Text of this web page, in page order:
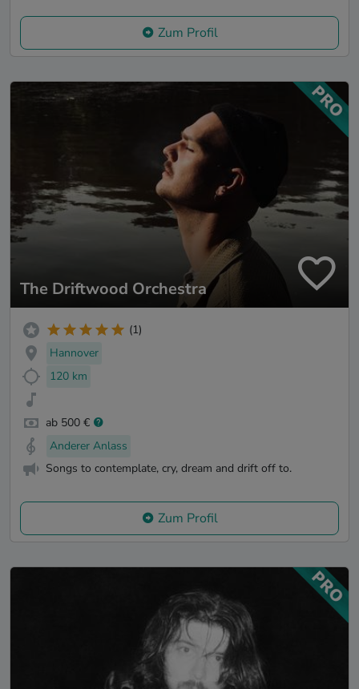
Zum Profil
The Driftwood Orchestra
(1)
Hannover
120 km
ab 500 €
Anderer Anlass
Songs to contemplate, cry, dream and drift off to.
Zum Profil